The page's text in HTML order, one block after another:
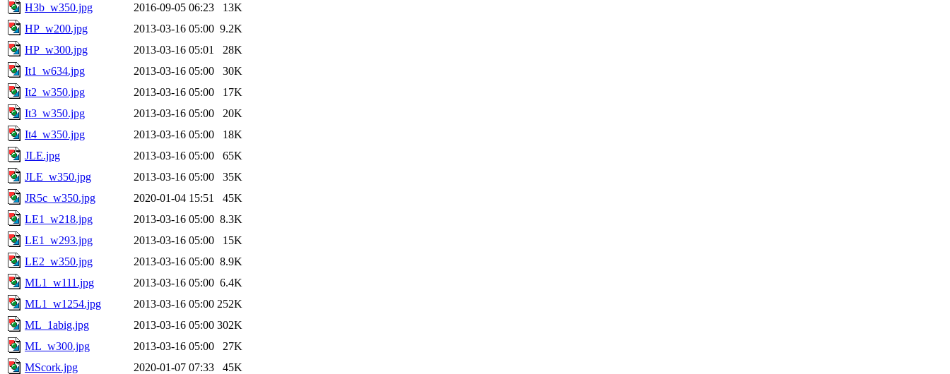
H3b_w350.jpg
2016-09-05 06:23
13K
HP_w200.jpg
2013-03-16 05:00 9.2K
HP_w300.jpg
2013-03-16 05:01
28K
It1_w634.jpg
2013-03-16 05:00
30K
It2_w350.jpg
2013-03-16 05:00
17K
It3_w350.jpg
2013-03-16 05:00
20K
It4_w350.jpg
2013-03-16 05:00
18K
JLE.jpg
2013-03-16 05:00
65K
JLE_w350.jpg
2013-03-16 05:00
35K
JR5c_w350.jpg
2020-01-04 15:51
45K
LE1_w218.jpg
2013-03-16 05:00 8.3K
LE1_w293.jpg
2013-03-16 05:00
15K
LE2_w350.jpg
2013-03-16 05:00 8.9K
ML1_w111.jpg
2013-03-16 05:00 6.4K
ML1_w1254.jpg
2013-03-16 05:00 252K
ML_1abig.jpg
2013-03-16 05:00 302K
ML_w300.jpg
2013-03-16 05:00
27K
MScork.jpg
2020-01-07 07:33
45K